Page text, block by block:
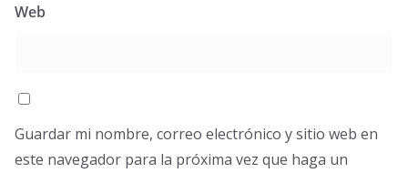
Web
Guardar mi nombre, correo electrónico y sitio web en
este navegador para la próxima vez que haga un